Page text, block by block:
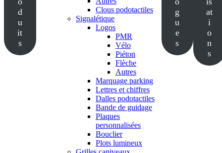
d
u
it
s
Clous podotactiles
Signalétique
Logos
PMR
Vélo
Piéton
Flèche
Autres
Marquage parking
Lettres et chiffres
Dalles podotactiles
Bande de guidage
Plaques
personnalisées
Bouclier
Plots lumineux
g
u
e
s
at
i
o
n
s